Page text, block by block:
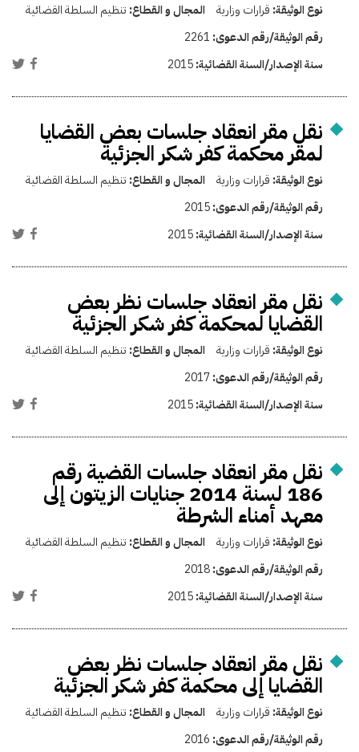
نوع الوثيقة: قرارات وزارية المجال و القطاع: تنظيم السلطة القضائية
رقم الوثيقة/رقم الدعوى: 2261
سنة الإصدار/السنة القضائية:2015
نقل مقر انعقاد جلسات بعض القضايا
لمقر محكمة كفر شكر الجزئية
نوع الوثيقة: قرارات وزارية المجال و القطاع: تنظيم السلطة القضائية
رقم الوثيقة/رقم الدعوى:2015
سنة الإصدار/السنة القضائية:2015
نقل مقر انعقاد جلسات نظر بعض
القضايا لمحكمة كفر شكر الجزئية
نوع الوثيقة: قرارات وزارية المجال و القطاع: تنظيم السلطة القضائية
رقم الوثيقة/رقم الدعوى:2017
سنة الإصدار/السنة القضائية:2015
نقل مقر انعقاد جلسات القضية رقم
186 لسنة 2014 جنايات الزيتون إلى
معهد أمناء الشرطة
نوع الوثيقة: قرارات وزارية المجال و القطاع: تنظيم السلطة القضائية
رقم الوثيقة/رقم الدعوى:2018
سنة الإصدار/السنة القضائية:2015
نقل مقر انعقاد جلسات نظر بعض
القضايا إلى محكمة كفر شكر الجزئية
نوع الوثيقة: قرارات وزارية المجال و القطاع: تنظيم السلطة القضائية
رقم الوثيقة/رقم الدعوى: 2016